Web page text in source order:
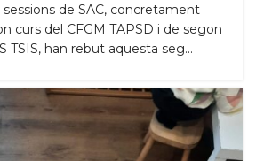
de SAC, concretament
curs del CFGM TAPSD i de segon
TSIS, han rebut aquesta seg...